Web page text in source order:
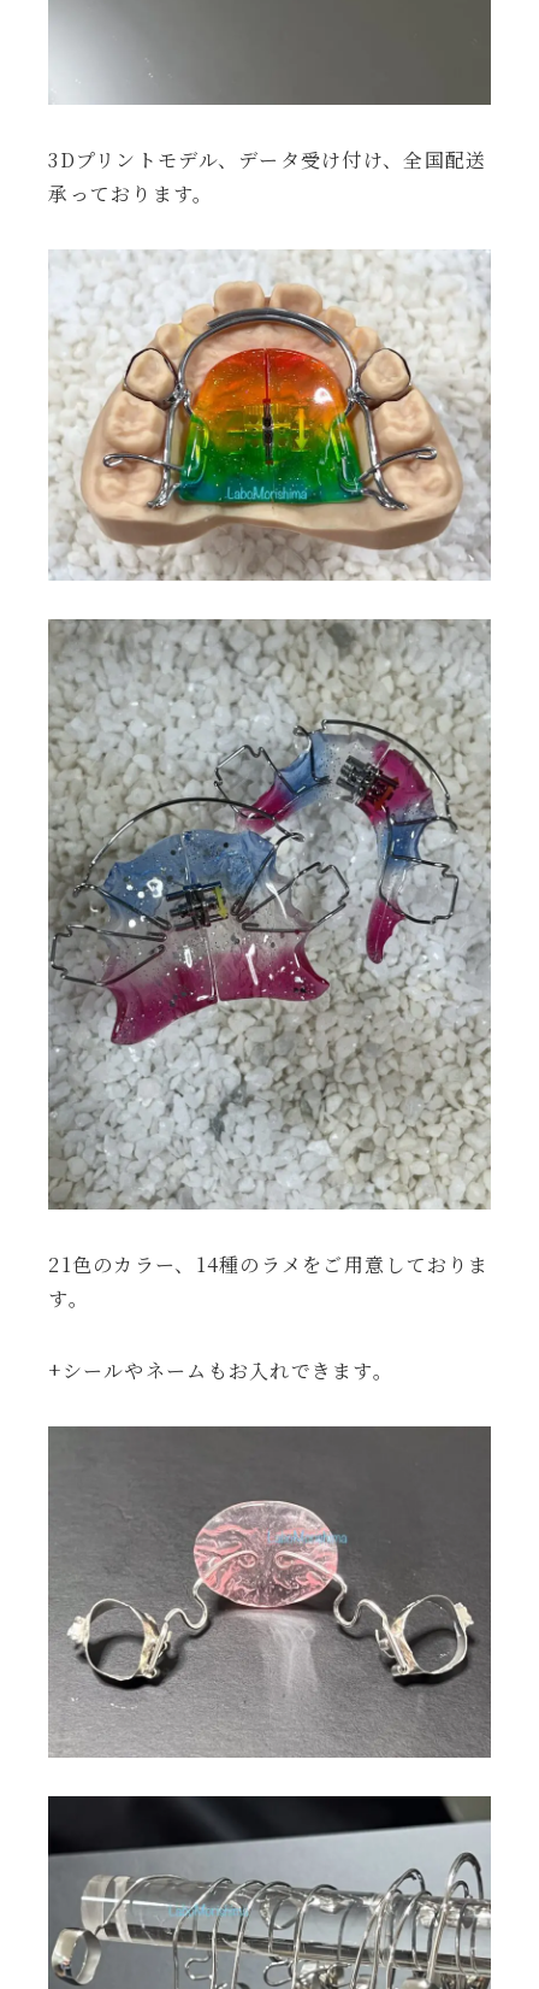
3Dプリントモデル、データ受け付け、全国配送
承っております。
21色のカラー、14種のラメをご用意しておりま
す。
+シールやネームもお入れできます。